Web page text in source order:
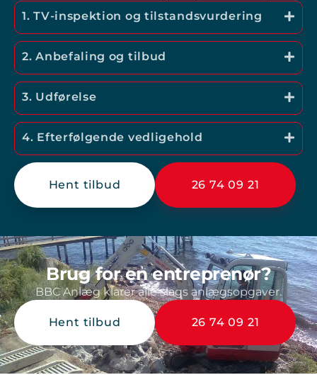
1. TV-inspektion og tilstandsvurdering
2. Anbefaling og tilbud
3. Udførelse
4. Efterfølgende vedligehold
Hent tilbud 26 74 09 21
Brug for en entreprenør?
BBC Anlæg klarer alle slags anlægsopgaver.
Hent tilbud 26 74 09 21